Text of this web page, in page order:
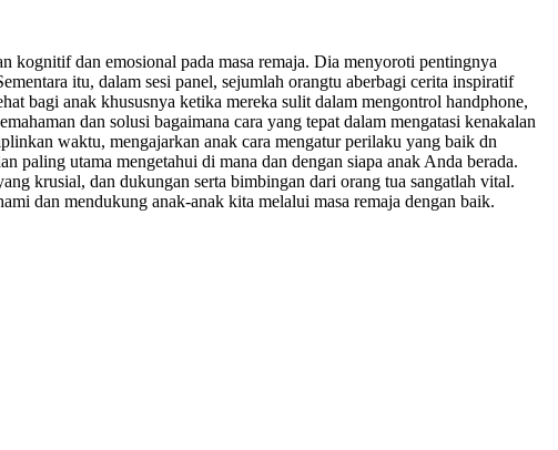
dan emosional pada masa remaja. Dia menyoroti pentingnya
itu, dalam sesi panel, sejumlah orangtu aberbagi cerita inspiratif
bagi anak khususnya ketika mereka sulit dalam mengontrol handphone,
dan solusi bagaimana cara yang tepat dalam mengatasi kenakalan
waktu, mengajarkan anak cara mengatur perilaku yang baik dn
paling utama mengetahui di mana dan dengan siapa anak Anda berada.
krusial, dan dukungan serta bimbingan dari orang tua sangatlah vital.
dan mendukung anak-anak kita melalui masa remaja dengan baik.